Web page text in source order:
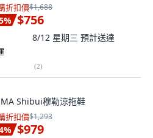
折扣價$1,688
% $756
8/12 星期三 預計送達
(2)
Shibui穆勒涼拖鞋
折扣價$1,293
% $979